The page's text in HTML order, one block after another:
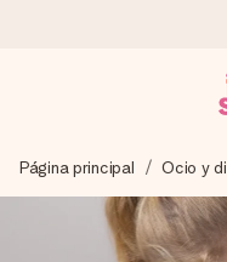
Preparamos tu regalo
para que lo entregues
importa.
Página principal Ocio y